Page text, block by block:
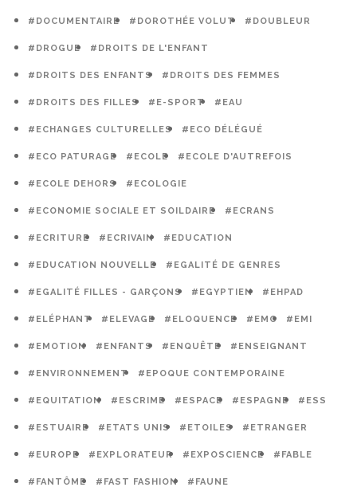
#DOCUMENTAIRE #DOROTHÉE VOLUT #DOUBLEUR
#DROGUE #DROITS DE L'ENFANT
#DROITS DES ENFANTS #DROITS DES FEMMES
#DROITS DES FILLES #E-SPORT #EAU
#ECHANGES CULTURELLES #ECO DÉLÉGUÉ
#ECO PATURAGE #ECOLE #ECOLE D'AUTREFOIS
#ECOLE DEHORS #ECOLOGIE
#ECONOMIE SOCIALE ET SOILDAIRE #ECRANS
#ECRITURE #ECRIVAIN #EDUCATION
#EDUCATION NOUVELLE #EGALITÉ DE GENRES
#EGALITÉ FILLES - GARÇONS #EGYPTIEN #EHPAD
#ELÉPHANT #ELEVAGE #ELOQUENCE #EMC #EMI
#EMOTION #ENFANTS #ENQUÊTE #ENSEIGNANT
#ENVIRONNEMENT #EPOQUE CONTEMPORAINE
#EQUITATION #ESCRIME #ESPACE #ESPAGNE #ESS
#ESTUAIRE #ETATS UNIS #ETOILES #ETRANGER
#EUROPE #EXPLORATEUR #EXPOSCIENCE #FABLE
#FANTÔME #FAST FASHION #FAUNE